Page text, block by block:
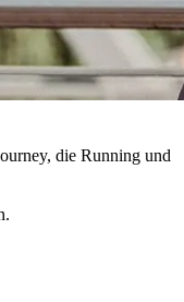
die Running und